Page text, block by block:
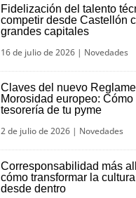
Fidelización del talento
competir desde Castellón
grandes capitales
16 de julio de 2026| Novedades
Claves del nuevo
Morosidad europeo: Cómo
tesorería de tu pyme
2 de julio de 2026| Novedades
Corresponsabilidad más
cómo transformar la
desde dentro